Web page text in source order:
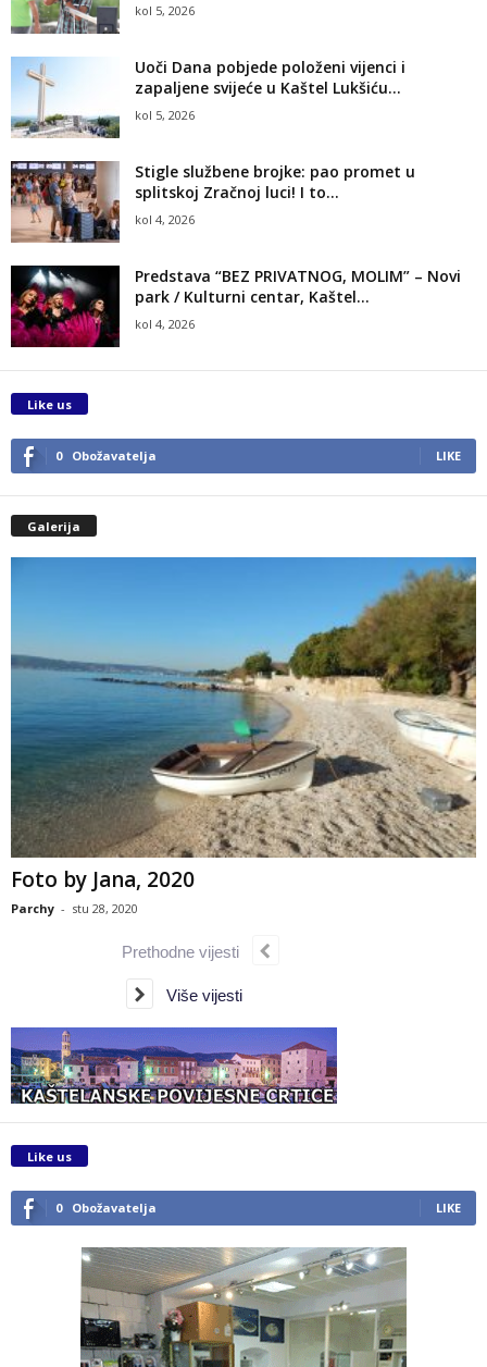
kol 5, 2026
Uoči Dana pobjede položeni vijenci i
zapaljene svijeće u Kaštel Lukšiću...
kol 5, 2026
Stigle službene brojke: pao promet u
splitskoj Zračnoj luci! I to...
kol 4, 2026
Predstava “BEZ PRIVATNOG, MOLIM” – Novi
park / Kulturni centar, Kaštel...
kol 4, 2026
Like us
0 Obožavatelja LIKE
Galerija
Foto by Jana, 2020
Parchy - stu 28, 2020
Prethodne vijesti
Više vijesti
Like us
0 Obožavatelja LIKE